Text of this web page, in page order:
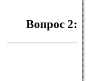
Вопрос 2: